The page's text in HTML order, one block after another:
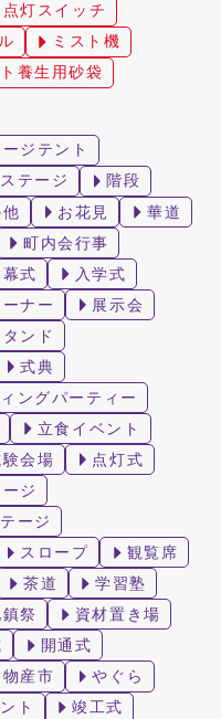
点灯スイッチ
ミスト機
養生用砂袋
ジテント
テージ
階段
お花見
華道
町内会行事
式
入学式
ナー
展示会
ンド
式典
ングパーティー
立食イベント
会場
点灯式
ジ
ージ
スロープ
観覧席
茶道
学習塾
祭
資材置き場
開通式
物産市
やぐら
ト
竣工式